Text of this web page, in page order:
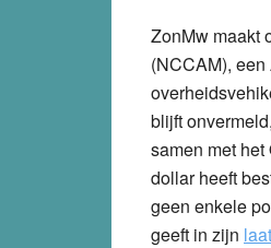
ZonMw maakt
(NCCAM),
blijft
samen met
dollar heeft
geen enkele
geeft in zijn